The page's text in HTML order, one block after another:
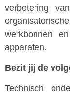
verbetering
werkbonnen
apparaten.
Bezit jij de
Technisch